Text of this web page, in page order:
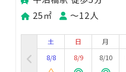
25㎡
〜12人
土
8/8
日
8/9
月
8/10